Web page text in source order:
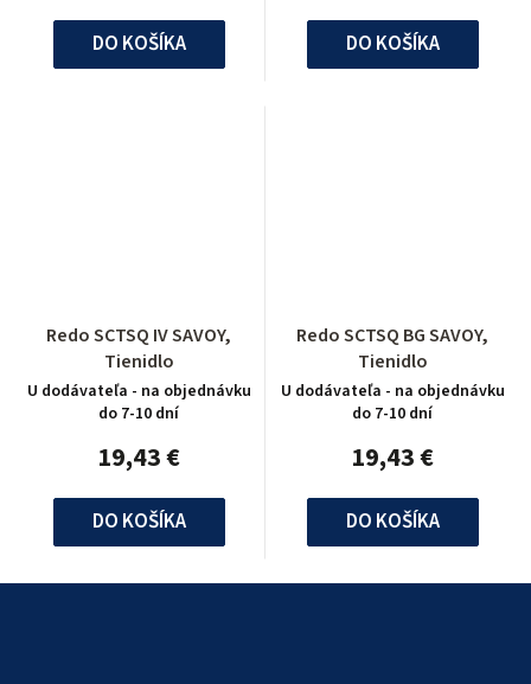
DO KOŠÍKA DO KOŠÍKA
Redo SCTSQ IV SAVOY,
Tienidlo
U dodávateľa - na objednávku
do 7-10 dní
19,43 €
DO KOŠÍKA
Redo SCTSQ BG SAVOY,
Tienidlo
U dodávateľa - na objednávku
do 7-10 dní
19,43 €
DO KOŠÍKA